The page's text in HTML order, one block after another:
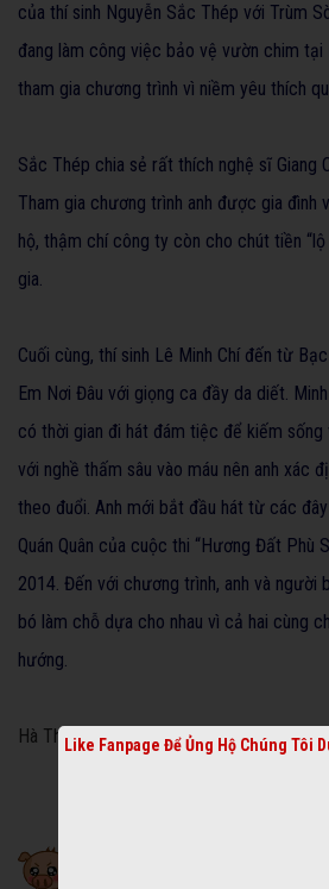
của thí sinh Nguyễn Sắc Thép với Trùm
đang làm công việc bảo vệ vườn chim tại
tham gia chương trình vì niềm yêu thích
Sắc Thép chia sẻ rất thích nghệ sĩ Giang
Tham gia chương trình anh được gia đình
hộ, thậm chí công ty còn cho chút tiền “lộ
gia.
Cuối cùng, thí sinh Lê Minh Chí đến từ
Em Nơi Đâu với giọng ca đầy da diết.
có thời gian đi hát đám tiệc để kiếm sống
với nghề thấm sâu vào máu nên anh xác
theo đuổi. Anh mới bắt đầu hát từ các
Quán Quân của cuộc thi “Hương Đất Phù
2014. Đến với chương trình, anh và người
bó làm chỗ dựa cho nhau vì cả hai cùng
hướng.
Hà ThuLike Fanpage Để Ủng Hộ Chúng Tôi